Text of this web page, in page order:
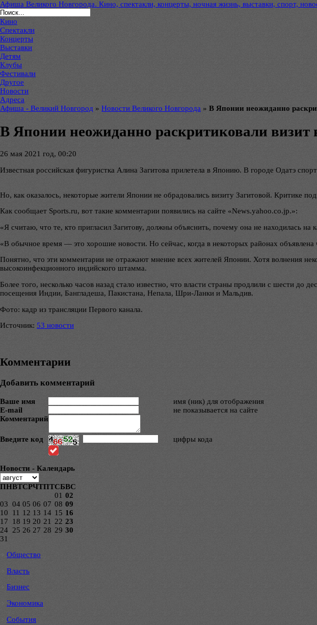
Афиша Великого Новгорода. Кино, спектакли, концерты, ночная жизнь, выставки, спорт,
Кино
Спектакли
Концерты
Выставки
Детям
Клубы
Фестивали
Другое
Новости
Адреса
Афиша - Великий Новгород » Новости Великого Новгорода » В Японии неожиданно
В Японии неожиданно раскритиковали визит
26 мая 2021 год, 00:20
Известная российская фигуристка Алина Загитова прилетела в Японию. В городе Одатэ
Но, как оказалось, некоторые жители Японии не обрадовались визиту Загитовой. Критике
Как сообщает Sports.ru, вот такие комментарии появились на сайте «News.yahoo.co.jp.»:
«Я считаю, что те, кто пригласил Загитову, должны объяснить, почему она не находилась на
«В обычное время — это хорошие новости. Но сейчас, когда в некоторых районах объявлена
Понятно, что эти комментарии не отражают мнение всех жителей Японии. Хотя волнения
высокоинфекционного индийского штамма.
Более того, несколько часов назад стало известно, что власти страны продлили с шести до
посещения Индии, Бангладеша, Пакистана, Непала, Шри-Ланки и Мальдив.
Фото: кадр из трансляции Первого канала.
Источник: 53 новости
Комментарии
Добавить комментарий
Ваше имя
имя (ник) для отображения
E-mail
не показывается на сайте
Комментарий
Введите код цифры кода
Новости - Календарь
ПНВТСРЧТПТСБВС
01 02
03 04 05 06 07 08 09
10
11 12 13 14 15 16
17
18 19 20 21 22 23
24 25 26 27 28 29 30
31
Общество
Власть
Бизнес
Экономика
События